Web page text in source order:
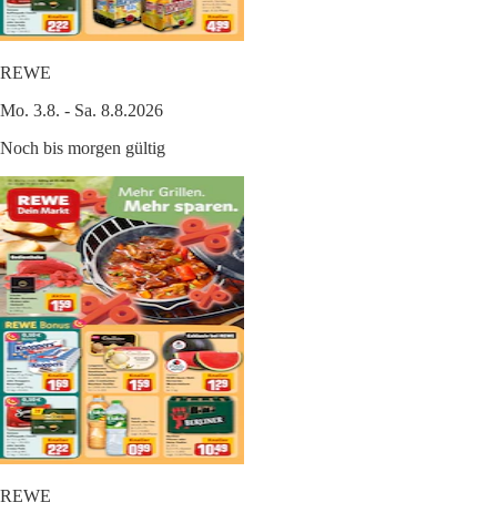
REWE
Mo. 3.8. - Sa. 8.8.2026
Noch bis morgen gültig
REWE